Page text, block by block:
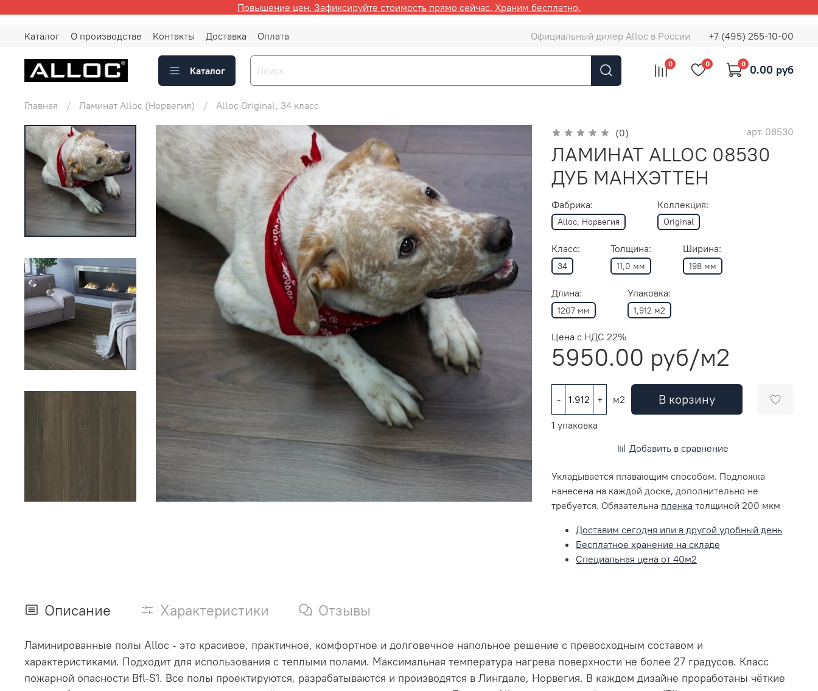
Повышение цен. Зафиксируйте стоимость прямо сейчас. Храним бесплатно.
Каталог О производстве Контакты Доставка Оплата Официальный дилер Alloc в России +7 (495) 255-10-00
Каталог
0 0 0 0.00 руб
Главная Ламинат Alloc (Норвегия) Alloc Original, 34 класс
(0) арт. 08530
ЛАМИНАТ ALLOC 08530
ДУБ МАНХЭТТЕН
Фабрика:
Alloc, Норвегия
Коллекция:
Original
Класс:
34
Толщина:
11,0 мм
Ширина:
198 мм
Длина:
1207 мм
Упаковка:
1,912 м2
Цена с НДС 22%
5950.00 руб/м2
- + м2 В корзину
1 упаковка
Добавить в сравнение
Укладывается плавающим способом. Подложка
нанесена на каждой доске, дополнительно не
требуется. Обязательна пленка толщиной 200 мкм
Доставим сегодня или в другой удобный день
Бесплатное хранение на складе
Специальная цена от 40м2
Описание Характеристики Отзывы
Ламинированные полы Alloc - это красивое, практичное, комфортное и долговечное напольное решение с превосходным составом и
характеристиками. Подходит для использования с теплыми полами. Максимальная температура нагрева поверхности не более 27 градусов. Класс
пожарной опасности Bfl-S1. Все полы проектируются, разрабатываются и производятся в Лингдале, Норвегия. В каждом дизайне проработаны чёткие